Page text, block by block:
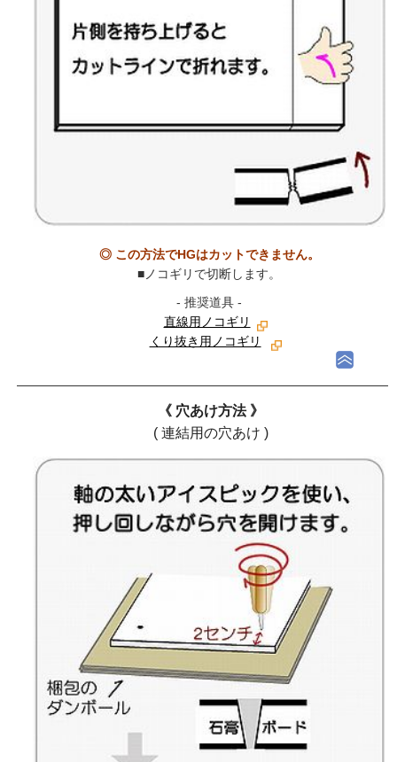
◎ この方法でHGはカットできません。
■ノコギリで切断します。
- 推奨道具 -
直線用ノコギリ
くり抜き用ノコギリ
《 穴あけ方法 》
( 連結用の穴あけ )